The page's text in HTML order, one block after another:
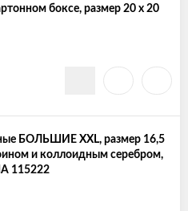
боксе, размер 20 х 20
БОЛЬШИЕ XXL, размер 16,5
и коллоидным серебром,
115222